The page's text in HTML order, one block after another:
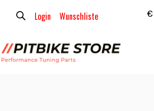
Login Wunschliste €